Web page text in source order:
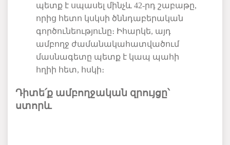
պետք է սպասել մինչև 42-րդ շաբաթը,
որից հետո կսկսի ծննդաբերական
գործունեությունը։ Իհարկե, այդ
ամբողջ ժամանակահատվածում
մասնագետը պետք է կապ պահի
հղիի հետ, հսկի։
Դիտե՛ք ամբողջական զրույցը՝
ստորև